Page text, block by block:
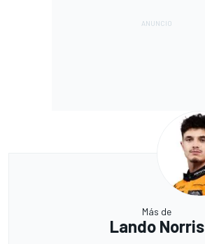
Más de
Lando Norris